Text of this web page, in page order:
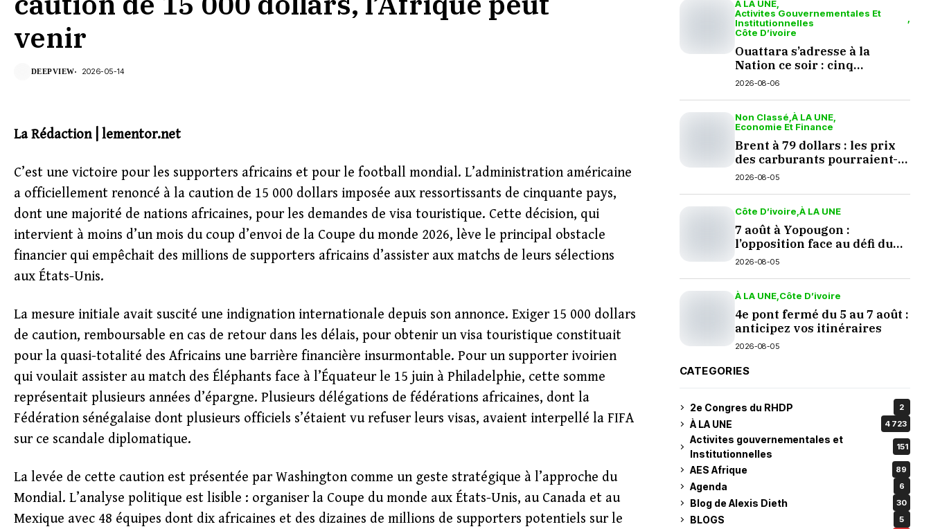
venir
DEEPVIEW 2026-05-14
La Rédaction | lementor.net
C’est une victoire pour les supporters africains et pour le football mondial. L’administration américaine
a officiellement renoncé à la caution de 15 000 dollars imposée aux ressortissants de cinquante pays,
dont une majorité de nations africaines, pour les demandes de visa touristique. Cette décision, qui
intervient à moins d’un mois du coup d’envoi de la Coupe du monde 2026, lève le principal obstacle
financier qui empêchait des millions de supporters africains d’assister aux matchs de leurs sélections
aux États-Unis.
La mesure initiale avait suscité une indignation internationale depuis son annonce. Exiger 15 000 dollars
de caution, remboursable en cas de retour dans les délais, pour obtenir un visa touristique constituait
pour la quasi-totalité des Africains une barrière financière insurmontable. Pour un supporter ivoirien
qui voulait assister au match des Éléphants face à l’Équateur le 15 juin à Philadelphie, cette somme
représentait plusieurs années d’épargne. Plusieurs délégations de fédérations africaines, dont la
Fédération sénégalaise dont plusieurs officiels s’étaient vu refuser leurs visas, avaient interpellé la FIFA
sur ce scandale diplomatique.
La levée de cette caution est présentée par Washington comme un geste stratégique à l’approche du
Mondial. L’analyse politique est lisible : organiser la Coupe du monde aux États-Unis, au Canada et au
Mexique avec 48 équipes dont dix africaines et des dizaines de millions de supporters potentiels sur le
À LA UNE
Activites Gouvernementales Et
Institutionnelles
Côte D’ivoire
Ouattara s’adresse à la
Nation ce soir : cinq
questions en suspens
2026-08-06
Non Classé À LA UNE
Economie Et Finance
Brent à 79 dollars : les prix
des carburants pourraient-
ils baisser en septembre ?
2026-08-05
Côte D’ivoire À LA UNE
7 août à Yopougon :
l’opposition face au défi du
dialogue
2026-08-05
À LA UNE Côte D’ivoire
4e pont fermé du 5 au 7 août :
anticipez vos itinéraires
2026-08-05
CATEGORIES
2e Congres du RHDP 2
À LA UNE 4 723
Activites gouvernementales et
Institutionnelles
151
AES Afrique 89
Agenda 6
Blog de Alexis Dieth 30
BLOGS 5